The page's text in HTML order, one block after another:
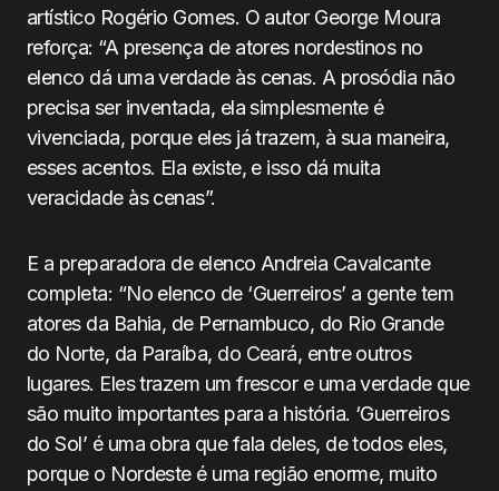
artístico Rogério Gomes. O autor George Moura
reforça: “A presença de atores nordestinos no
elenco dá uma verdade às cenas. A prosódia não
precisa ser inventada, ela simplesmente é
vivenciada, porque eles já trazem, à sua maneira,
esses acentos. Ela existe, e isso dá muita
veracidade às cenas”.
E a preparadora de elenco Andreia Cavalcante
completa: “No elenco de ‘Guerreiros’ a gente tem
atores da Bahia, de Pernambuco, do Rio Grande
do Norte, da Paraíba, do Ceará, entre outros
lugares. Eles trazem um frescor e uma verdade que
são muito importantes para a história. ‘Guerreiros
do Sol’ é uma obra que fala deles, de todos eles,
porque o Nordeste é uma região enorme, muito